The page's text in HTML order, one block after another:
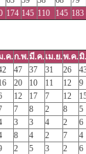
174 145 110 145 183
.ค.ก.พ.มี.ค.เม.ย.พ.ค.มิ
47 37 31 26
20 10 11 12 9
12 17 7 12
7 8 2 8 5
3 3 4 2 6
8 4 2 7 4
2 5 3 2 6